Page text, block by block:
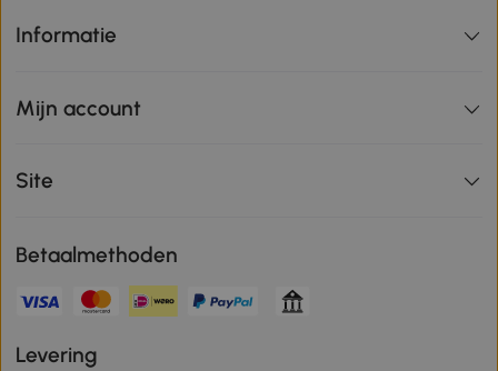
Informatie
Mijn account
Site
Betaalmethoden
Levering